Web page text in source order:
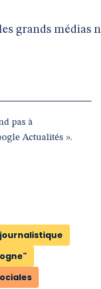
grands médias
pas à
Actualités ».